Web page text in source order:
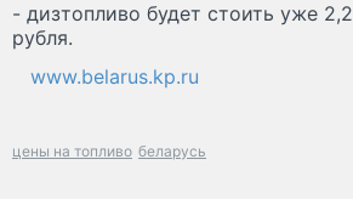
- дизтопливо будет стоить уже
рубля.
www.belarus.kp.ru
цены на топливо беларусь